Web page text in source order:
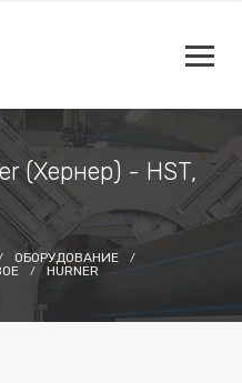
(Хернер) - HST,
ОБОРУДОВАНИЕ
HURNER